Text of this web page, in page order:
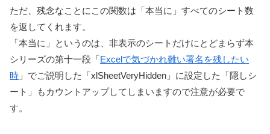
ただ、残念なことにこの関数は「本当に」すべてのシート数
を返してくれます。
「本当に」というのは、非表示のシートだけにとどまらず本
シリーズの第十一段「Excelで気づかれ難い署名を残したい
時 」でご説明した「xlSheetVeryHidden」に設定した「隠しシ
ート」もカウントアップしてしまいますので注意が必要で
す。